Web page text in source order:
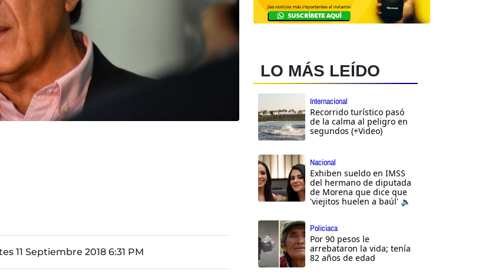
11 Septiembre 2018 6:31 PM
LO MÁS LEÍDO
Internacional
Recorrido turístico pasó
de la calma al peligro en
segundos (+Video)
Nacional
Exhiben sueldo en IMSS
del hermano de diputada
de Morena que dice que
'viejitos huelen a baúl' 🔈
Policiaca
Por 90 pesos le
arrebataron la vida; tenía
82 años de edad